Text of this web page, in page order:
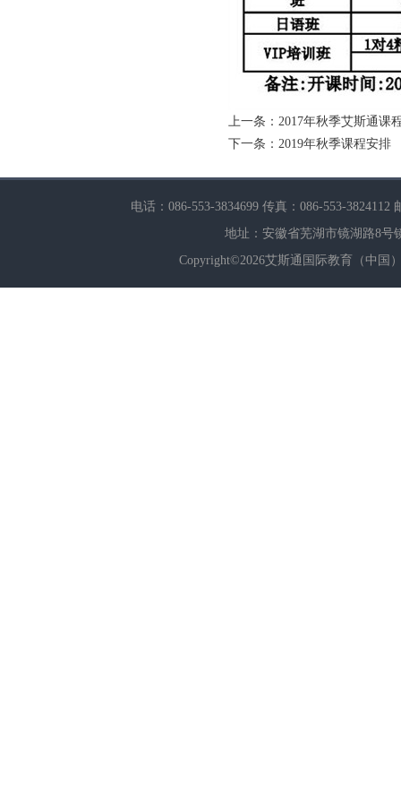
上一条： 2017年秋季艾斯通课
下一条： 2019年秋季课程安排
电话：086-553-3834699 传真：086-553-3824112
地址：安徽省芜湖市镜湖路8号
Copyright©2026艾斯通国际教育（中国